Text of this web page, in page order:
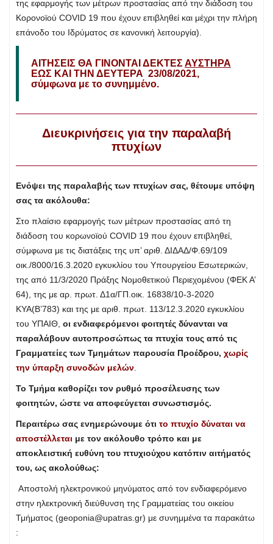
της εφαρμογής των μέτρων προστασίας από την διάδοση του
Κορονοϊού COVID 19 που έχουν επιβληθεί και μέχρι την πλήρη
επάνοδο του Ιδρύματος σε κανονική λειτουργία).
ΑΙΤΗΣΕΙΣ ΘΑ ΓΙΝΟΝΤΑΙ ΔΕΚΤΕΣΑΥΣΤΗΡΑ
ΕΩΣ ΚΑΙ ΤΗΝ ΔΕΥΤΕΡΑ 23/08/2021,
σύμφωνα με το συνημμένο.
Διευκρινήσεις για την παραλαβή
πτυχίων
Ενόψει της παραλαβής των πτυχίων σας, θέτουμε υπόψη
σας τα ακόλουθα:
Στο πλαίσιο εφαρμογής των μέτρων προστασίας από τη
διάδοση του κορωνοϊού COVID 19 που έχουν επιβληθεί,
σύμφωνα με τις διατάξεις της υπ’ αριθ. ΔΙΔΑΔ/Φ.69/109
οικ./8000/16.3.2020 εγκυκλίου του Υπουργείου Εσωτερικών,
της από 11/3/2020 Πράξης Νομοθετικού Περιεχομένου (ΦΕΚ Α’
64), της με αρ. πρωτ. Δ1α/ΓΠ.οικ. 16838/10-3-2020
ΚΥΑ(Β’783) και της με αριθ. πρωτ. 113/12.3.2020 εγκυκλίου
του ΥΠΑΙΘ, οι ενδιαφερόμενοι φοιτητές δύνανται να
παραλάβουν αυτοπροσώπως τα πτυχία τους από τις
Γραμματείες των Τμημάτων παρουσία Προέδρου, χωρίς
την ύπαρξη συνοδών μελών
Το Τμήμα καθορίζει τον ρυθμό προσέλευσης των
φοιτητών, ώστε να αποφεύγεται συνωστισμός.
Περαιτέρω σας ενημερώνουμε ότι το πτυχίο δύναται να
αποστέλλεται με τον ακόλουθο τρόπο και με
αποκλειστική ευθύνη του πτυχιούχου κατόπιν αιτήματός
του, ως ακολούθως:
Αποστολή ηλεκτρονικού μηνύματος από τον ενδιαφερόμενο
στην ηλεκτρονική διεύθυνση της Γραμματείας του οικείου
Τμήματος (geoponia@upatras.gr) με συνημμένα τα παρακάτω
: